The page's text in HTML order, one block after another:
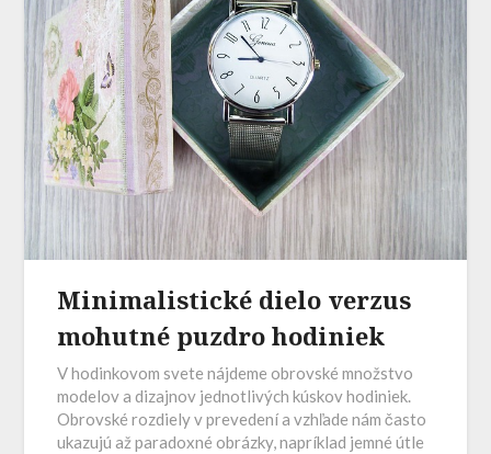
Minimalistické dielo verzus
mohutné puzdro hodiniek
V hodinkovom svete nájdeme obrovské množstvo
modelov a dizajnov jednotlivých kúskov hodiniek.
Obrovské rozdiely v prevedení a vzhľade nám často
ukazujú až paradoxné obrázky, napríklad jemné útle